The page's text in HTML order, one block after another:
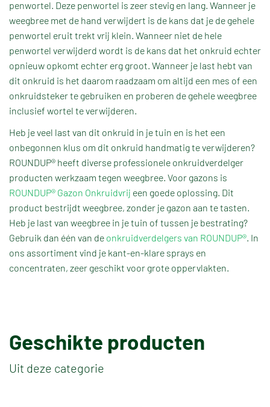
penwortel. Deze penwortel is zeer stevig en lang. Wanneer je
weegbree met de hand verwijdert is de kans dat je de gehele
penwortel eruit trekt vrij klein. Wanneer niet de hele
penwortel verwijderd wordt is de kans dat het onkruid echter
opnieuw opkomt echter erg groot. Wanneer je last hebt van
dit onkruid is het daarom raadzaam om altijd een mes of een
onkruidsteker te gebruiken en proberen de gehele weegbree
inclusief wortel te verwijderen.
Heb je veel last van dit onkruid in je tuin en is het een
onbegonnen klus om dit onkruid handmatig te verwijderen?
ROUNDUP® heeft diverse professionele onkruidverdelger
producten werkzaam tegen weegbree. Voor gazons is
ROUNDUP® Gazon Onkruidvrij een goede oplossing. Dit
product bestrijdt weegbree, zonder je gazon aan te tasten.
Heb je last van weegbree in je tuin of tussen je bestrating?
Gebruik dan één van de onkruidverdelgers van ROUNDUP®. In
ons assortiment vind je kant-en-klare sprays en
concentraten, zeer geschikt voor grote oppervlakten.
Geschikte producten
Uit deze categorie